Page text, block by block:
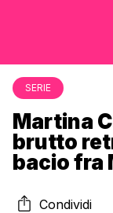
SERIE
Martina
brutto
bacio fra
Condividi